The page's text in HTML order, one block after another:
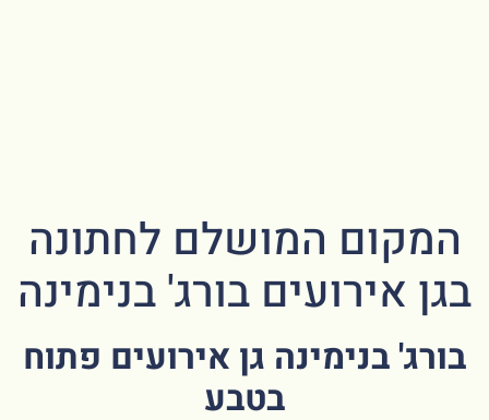
המקום המושלם לחתונה
בגן אירועים בורג' בנימינה
בורג' בנימינה גן אירועים פתוח
בטבע